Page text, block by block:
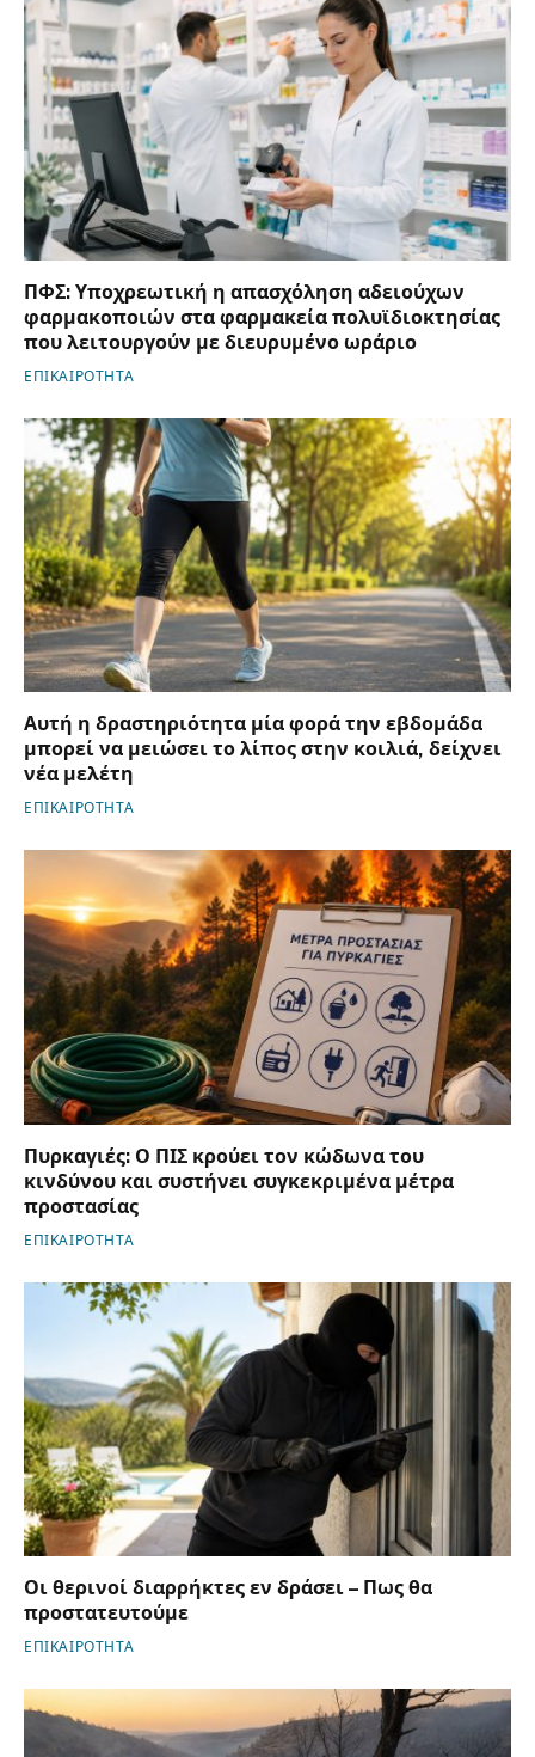
ΠΦΣ: Υποχρεωτική η απασχόληση αδειούχων
φαρμακοποιών στα φαρμακεία πολυϊδιοκτησίας
που λειτουργούν με διευρυμένο ωράριο
ΕΠΙΚΑΙΡΟΤΗΤΑ
Αυτή η δραστηριότητα μία φορά την εβδομάδα
μπορεί να μειώσει το λίπος στην κοιλιά, δείχνει
νέα μελέτη
ΕΠΙΚΑΙΡΟΤΗΤΑ
Πυρκαγιές: Ο ΠΙΣ κρούει τον κώδωνα του
κινδύνου και συστήνει συγκεκριμένα μέτρα
προστασίας
ΕΠΙΚΑΙΡΟΤΗΤΑ
Οι θερινοί διαρρήκτες εν δράσει – Πως θα
προστατευτούμε
ΕΠΙΚΑΙΡΟΤΗΤΑ